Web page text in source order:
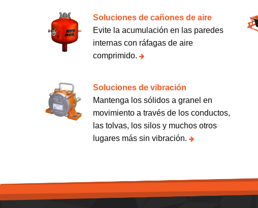
Soluciones de cañones de aire
Evite la acumulación en las paredes
internas con ráfagas de aire
comprimido.
Soluciones de vibración
Mantenga los sólidos a granel en
movimiento a través de los conductos,
las tolvas, los silos y muchos otros
lugares más sin vibración.